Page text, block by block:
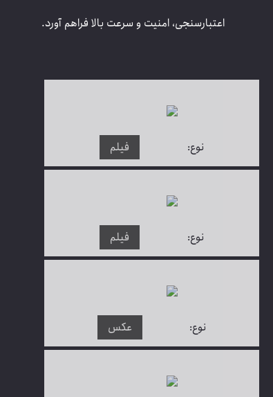
اعتبارسنجی، امنیت و سرعت بالا فراهم آورد.
نوع: فیلم
نوع: فیلم
نوع: عکس